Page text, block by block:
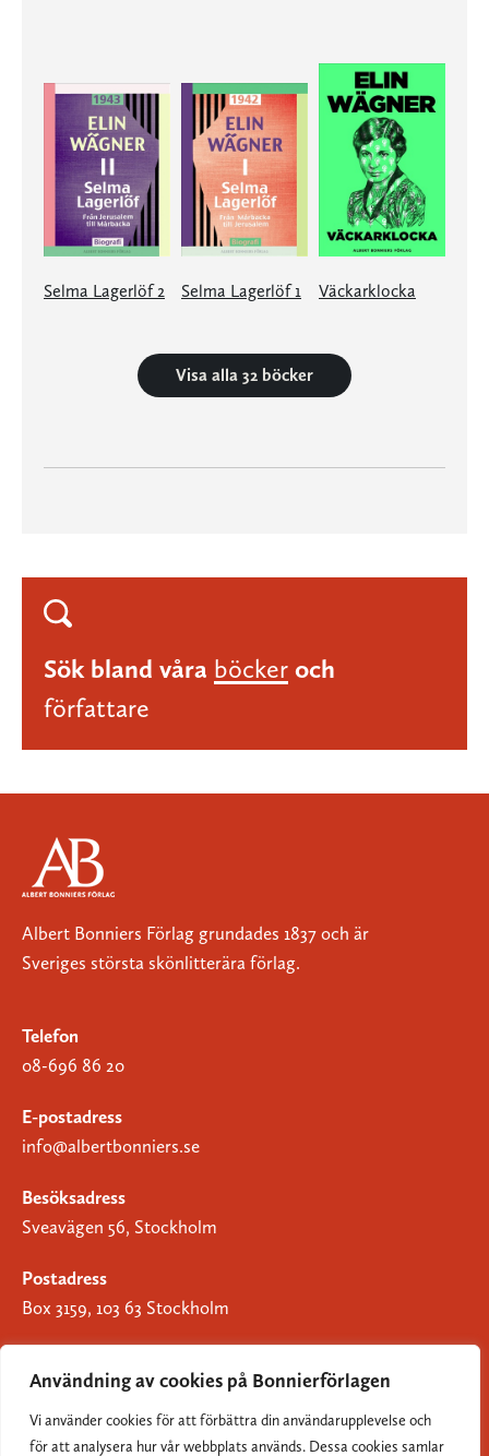
Användning av cookies på Bonnierförlagen
Vi använder cookies för att förbättra din användarupplevelse och
för att analysera hur vår webbplats används. Dessa cookies samlar
Selma Lagerlöf 2 Selma Lagerlöf 1 Väckarklocka
Visa alla 32 böcker
Sök bland våra böcker och
författare
Albert Bonniers Förlag grundades 1837 och är
Sveriges största skönlitterära förlag.
Telefon
08-696 86 20
E-postadress
info@albertbonniers.se
Besöksadress
Sveavägen 56, Stockholm
Postadress
Box 3159, 103 63 Stockholm
Om Bonnierförlagen